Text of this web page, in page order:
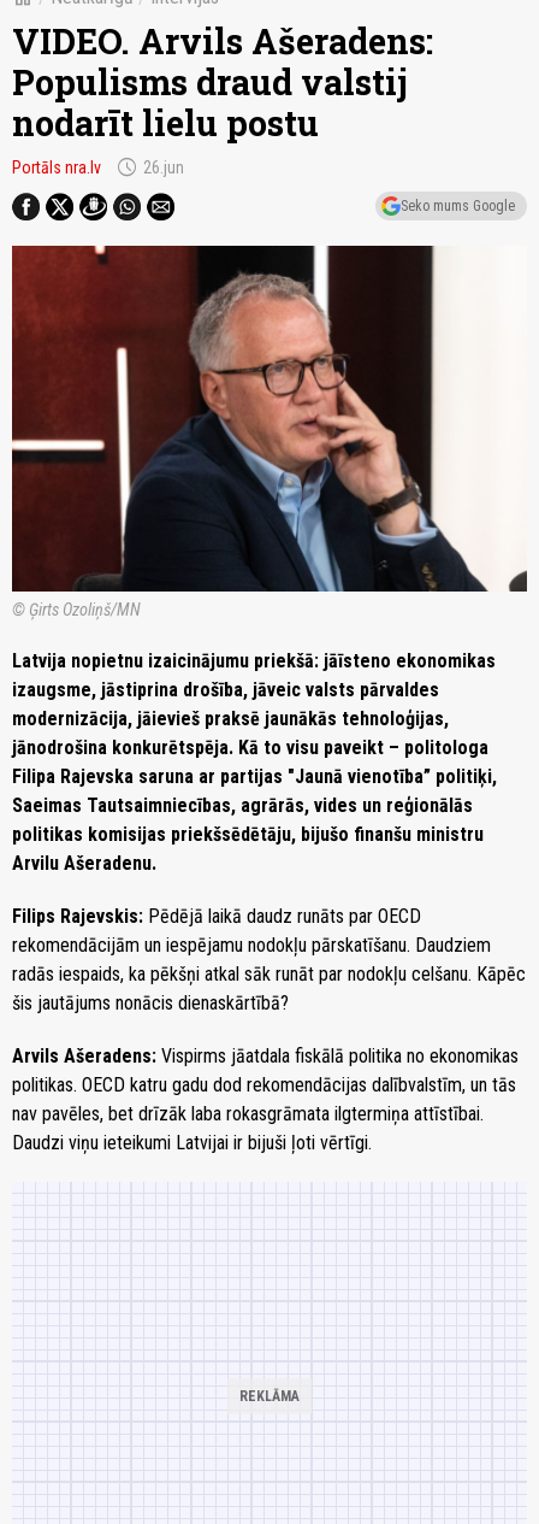
VIDEO. Arvils Ašeradens:
Populisms draud valstij
nodarīt lielu postu
Portāls nra.lv schedule 26.jun
Seko mums Google
© Ģirts Ozoliņš/MN
Latvija nopietnu izaicinājumu priekšā: jāīsteno ekonomikas
izaugsme, jāstiprina drošība, jāveic valsts pārvaldes
modernizācija, jāievieš praksē jaunākās tehnoloģijas,
jānodrošina konkurētspēja. Kā to visu paveikt – politologa
Filipa Rajevska saruna ar partijas "Jaunā vienotība” politiķi,
Saeimas Tautsaimniecības, agrārās, vides un reģionālās
politikas komisijas priekšsēdētāju, bijušo finanšu ministru
Arvilu Ašeradenu.
Filips Rajevskis: Pēdējā laikā daudz runāts par OECD
rekomendācijām un iespējamu nodokļu pārskatīšanu. Daudziem
radās iespaids, ka pēkšņi atkal sāk runāt par nodokļu celšanu. Kāpēc
šis jautājums nonācis dienaskārtībā?
Arvils Ašeradens: Vispirms jāatdala fiskālā politika no ekonomikas
politikas. OECD katru gadu dod rekomendācijas dalībvalstīm, un tās
nav pavēles, bet drīzāk laba rokasgrāmata ilgtermiņa attīstībai.
Daudzi viņu ieteikumi Latvijai ir bijuši ļoti vērtīgi.